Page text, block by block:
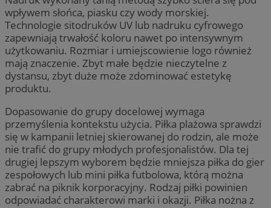
wpływem słońca, piasku czy wody morskiej.
Technologie sitodruków UV lub nadruku cyfrowego
zapewniają trwałość koloru nawet po intensywnym
użytkowaniu. Rozmiar i umiejscowienie logo również
mają znaczenie. Zbyt małe będzie nieczytelne z
dystansu, zbyt duże może zdominować estetykę
produktu.
Dopasowanie do grupy docelowej wymaga
przemyślenia kontekstu użycia. Piłka plażowa sprawdzi
się w kampanii letniej skierowanej do rodzin, ale może
nie trafić do grupy młodych profesjonalistów. Dla tej
drugiej lepszym wyborem będzie mniejsza piłka do gier
zespołowych lub mini piłka futbolowa, którą można
zabrać na piknik korporacyjny. Rodzaj piłki powinien
odpowiadać charakterowi marki i okazji. Piłka nożna z